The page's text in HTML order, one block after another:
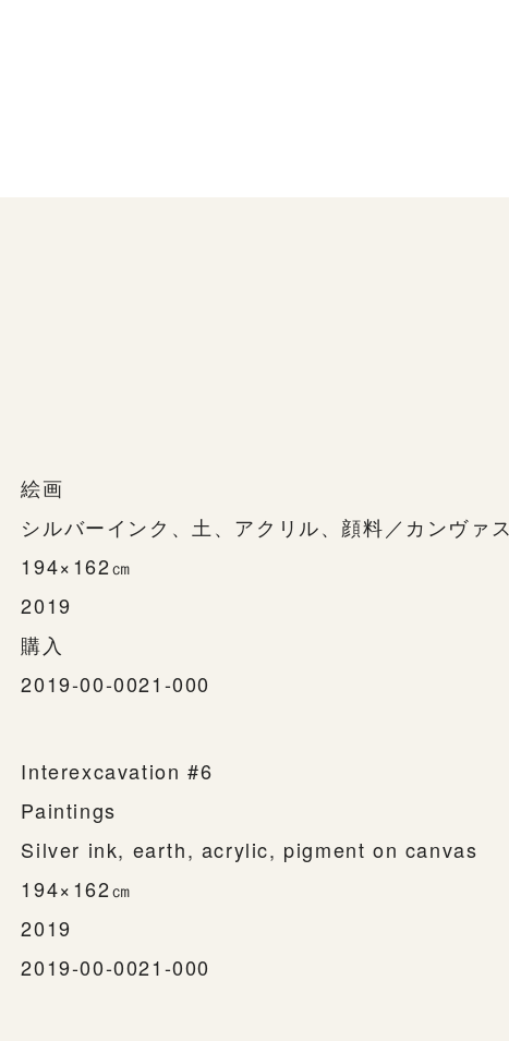
絵画
シルバーインク、土、アクリル、顔料／カンヴァス
194×162㎝
2019
購入
2019-00-0021-000
Interexcavation #6
Paintings
Silver ink, earth, acrylic, pigment on canvas
194×162㎝
2019
2019-00-0021-000